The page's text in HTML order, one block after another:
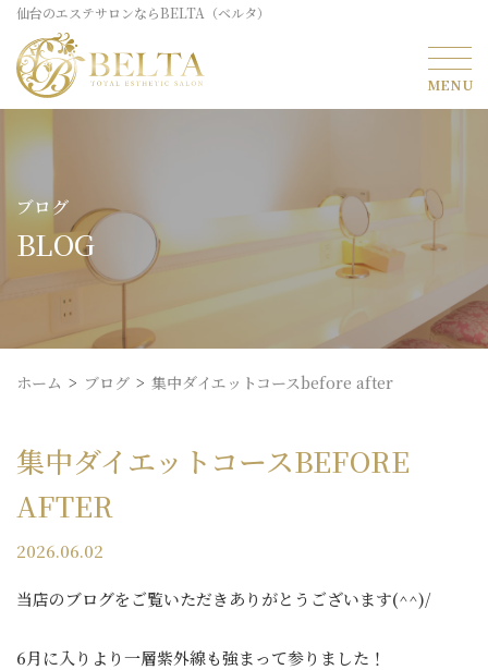
仙台のエステサロンならBELTA（ベルタ）
ブログ
BLOG
ホーム ブログ 集中ダイエットコースbefore after
集中ダイエットコースBEFORE
AFTER
2026.06.02
当店のブログをご覧いただきありがとうございます(^^)/
6月に入りより一層紫外線も強まって参りました！